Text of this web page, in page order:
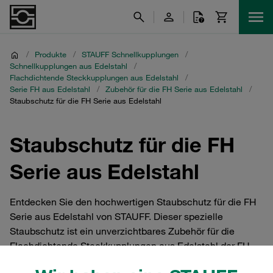
/ Produkte / STAUFF Schnellkupplungen
/
Schnellkupplungen aus Edelstahl
/
Flachdichtende Steckkupplungen aus Edelstahl
/
Serie FH aus Edelstahl
/ Zubehör für die FH Serie aus Edelstahl
/
Staubschutz für die FH Serie aus Edelstahl
Staubschutz für die FH
Serie aus Edelstahl
Entdecken Sie den hochwertigen Staubschutz für die FH
Serie aus Edelstahl von STAUFF. Dieser spezielle
Staubschutz ist ein unverzichtbares Zubehör für die
Flachdichtende Steckkupplungen aus Edelstahl der FH